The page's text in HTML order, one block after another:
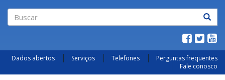
Canais
Dados abertos Serviços Telefones
Perguntas frequentes
Fale conosco